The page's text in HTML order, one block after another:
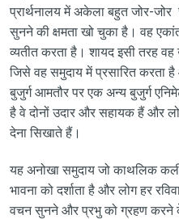
प्रार्थनालय में अकेला बहुत जोर-जोर
सुनने की क्षमता खो चुका है। वह
व्यतीत करता है। शायद इसी तरह वह
जिसे वह समुदाय में प्रसारित
बुजुर्ग आमतौर पर एक अन्य बुजुर्ग
है वे दोनों उदार और सहायक हैं और
देना सिखाते हैं।
यह अनोखा समुदाय जो काथलिक
भावना को दर्शाता है और लोग हर
वचन सुनने और प्रभु को ग्रहण करने